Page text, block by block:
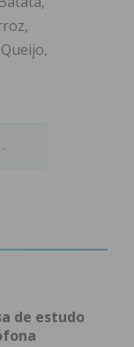
08 e o dia
o dia
( 5,15 %).
e o dia
de estudo